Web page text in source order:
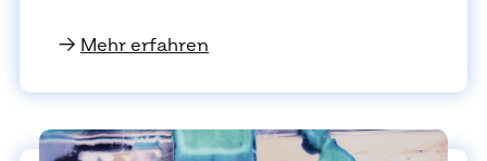
→ Mehr erfahren